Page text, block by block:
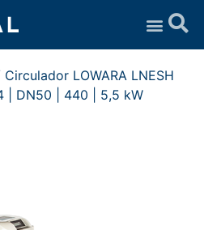
Circulador LOWARA LNESH
| DN50 | 440 | 5,5 kW